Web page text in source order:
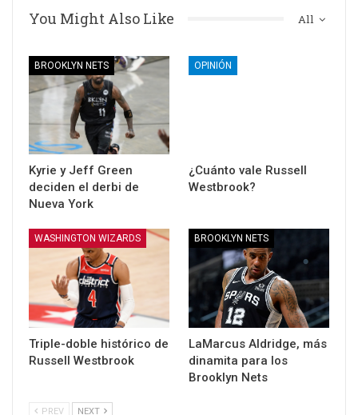
All
You Might Also Like
BROOKLYN NETS
Kyrie y Jeff Green
deciden el derbi de
Nueva York
OPINIÓN
¿Cuánto vale Russell
Westbrook?
WASHINGTON WIZARDS
Triple-doble histórico de
Russell Westbrook
BROOKLYN NETS
LaMarcus Aldridge, más
dinamita para los
Brooklyn Nets
PREV NEXT